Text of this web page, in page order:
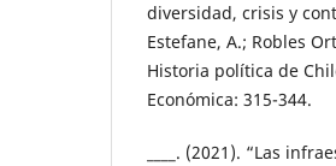
diversidad, crisis y
Estefane, A.; Robles
Historia política de
Económica: 315-344.
____. (2021). “Las